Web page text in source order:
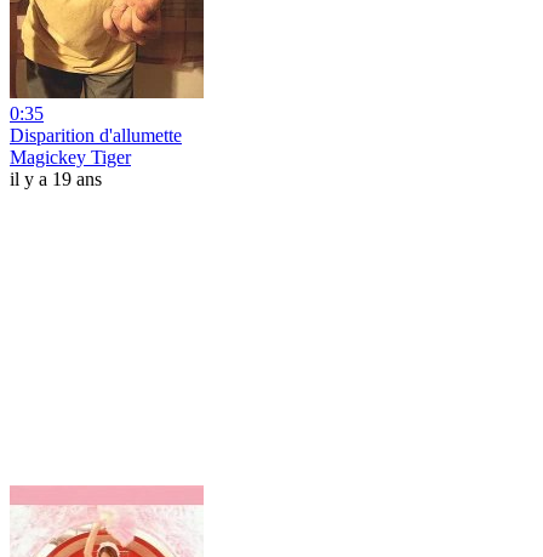
0:35
Disparition d'allumette
Magickey Tiger
il y a 19 ans